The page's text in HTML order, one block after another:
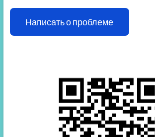
Написать о проблеме